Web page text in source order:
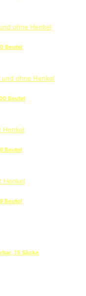
Beutel
Beutel
Beutel
Beutel
15 Säcke